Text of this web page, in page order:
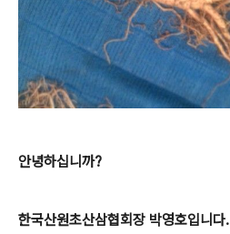
안녕하십니까?
한국산원초산삼협회장 박영호입니다.